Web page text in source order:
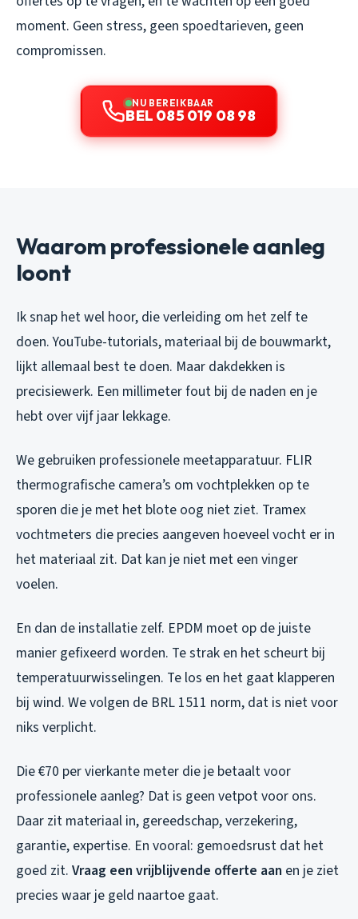
moment. Geen stress, geen spoedtarieven, geen
compromissen.
NU BEREIKBAAR
BEL 085 019 08 98
Waarom professionele aanleg
loont
Ik snap het wel hoor, die verleiding om het zelf te
doen. YouTube-tutorials, materiaal bij de bouwmarkt,
lijkt allemaal best te doen. Maar dakdekken is
precisiewerk. Een millimeter fout bij de naden en je
hebt over vijf jaar lekkage.
We gebruiken professionele meetapparatuur. FLIR
thermografische camera’s om vochtplekken op te
sporen die je met het blote oog niet ziet. Tramex
vochtmeters die precies aangeven hoeveel vocht er in
het materiaal zit. Dat kan je niet met een vinger
voelen.
En dan de installatie zelf. EPDM moet op de juiste
manier gefixeerd worden. Te strak en het scheurt bij
temperatuurwisselingen. Te los en het gaat klapperen
bij wind. We volgen de BRL 1511 norm, dat is niet voor
niks verplicht.
Die €70 per vierkante meter die je betaalt voor
professionele aanleg? Dat is geen vetpot voor ons.
Daar zit materiaal in, gereedschap, verzekering,
garantie, expertise. En vooral: gemoedsrust dat het
goed zit. Vraag een vrijblijvende offerte aan en je ziet
precies waar je geld naartoe gaat.